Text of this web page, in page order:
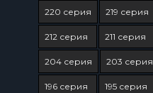
220 серия 219 серия
212 серия 211 серия
204 серия 203 серия
196 серия 195 серия